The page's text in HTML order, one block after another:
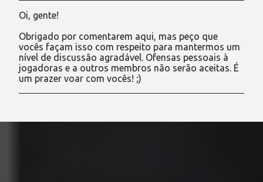
P
s
t
a
r
u
m
m
Oi, gente!
Obrigado por comentarem aqui, mas peço que
vocês façam isso com respeito para mantermos um
nível de discussão agradável. Ofensas pessoais à
jogadoras e a outros membros não serão aceitas. É
um prazer voar com vocês! ;)